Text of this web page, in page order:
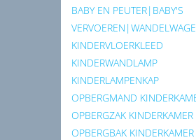
BABY EN PEUTER|BABY'S
KINDERVLOERKLEED
KINDERWANDLAMP
KINDERLAMPENKAP
OPBERGMAND
OPBERGZAK KINDERKAMER
OPBERGBAK KINDERKAMER